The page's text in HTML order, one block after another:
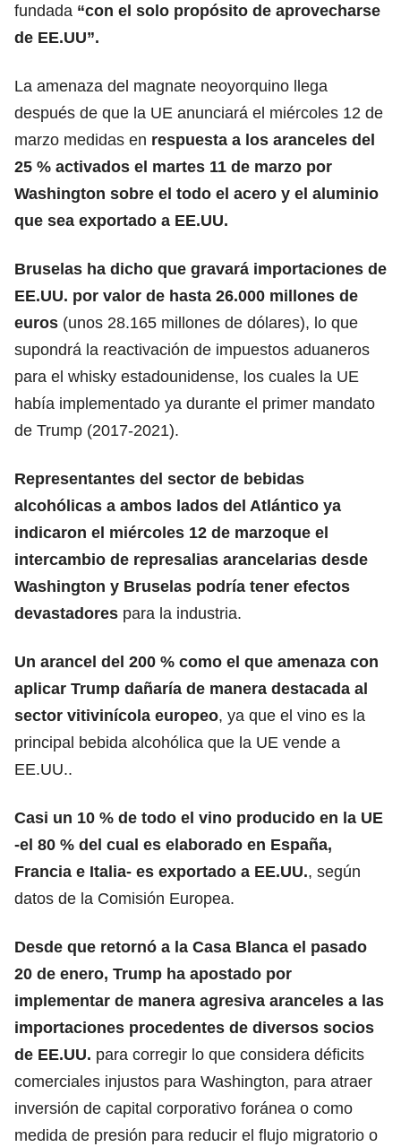
fundada “con el solo propósito de aprovecharse
de EE.UU”.
La amenaza del magnate neoyorquino llega
después de que la UE anunciará el miércoles 12 de
marzo medidas en respuesta a los aranceles del
25 % activados el martes 11 de marzo por
Washington sobre el todo el acero y el aluminio
que sea exportado a EE.UU.
Bruselas ha dicho que gravará importaciones de
EE.UU. por valor de hasta 26.000 millones de
euros (unos 28.165 millones de dólares), lo que
supondrá la reactivación de impuestos aduaneros
para el whisky estadounidense, los cuales la UE
había implementado ya durante el primer mandato
de Trump (2017-2021).
Representantes del sector de bebidas
alcohólicas a ambos lados del Atlántico ya
indicaron el miércoles 12 de marzoque el
intercambio de represalias arancelarias desde
Washington y Bruselas podría tener efectos
devastadores para la industria.
Un arancel del 200 % como el que amenaza con
aplicar Trump dañaría de manera destacada al
sector vitivinícola europeo, ya que el vino es la
principal bebida alcohólica que la UE vende a
EE.UU..
Casi un 10 % de todo el vino producido en la UE
-el 80 % del cual es elaborado en España,
Francia e Italia- es exportado a EE.UU., según
datos de la Comisión Europea.
Desde que retornó a la Casa Blanca el pasado
20 de enero, Trump ha apostado por
implementar de manera agresiva aranceles a las
importaciones procedentes de diversos socios
de EE.UU. para corregir lo que considera déficits
comerciales injustos para Washington, para atraer
inversión de capital corporativo foránea o como
medida de presión para reducir el flujo migratorio o